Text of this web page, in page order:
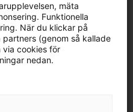
mäta
Funktionella
När du klickar på
(genom så kallade
via cookies för
nedan.